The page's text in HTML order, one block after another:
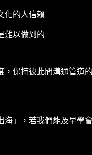
化的人信賴
難以做到的
保持彼此間溝通管
」，若我們能及早